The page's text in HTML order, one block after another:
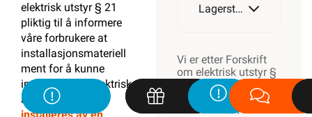
elektrisk utstyr § 21
pliktig til å informere
våre forbrukere at
installasjonsmateriell
ment for å kunne
inngå i et fast elektrisk
anleggkan kun
Lagerstatus
Vi er etter Forskrift
om elektrisk utstyr §
21 pliktig til å
informere våre
forbrukere at